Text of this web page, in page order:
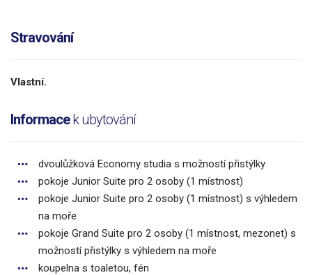
Stravování
Vlastní.
Informacek ubytování
dvoulůžková Economy studia s možností přistýlky
pokoje Junior Suite pro 2 osoby (1 místnost)
pokoje Junior Suite pro 2 osoby (1 místnost) s výhledem
na moře
pokoje Grand Suite pro 2 osoby (1 místnost, mezonet) s
možností přistýlky s výhledem na moře
koupelna s toaletou, fén